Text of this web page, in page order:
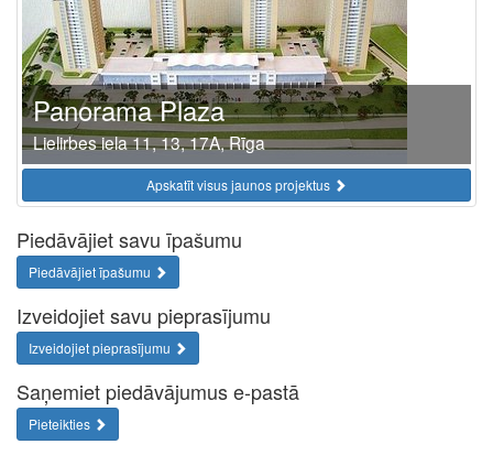
Panorama Plaza
Lielirbes iela 11, 13, 17A, Rīga
Apskatīt visus jaunos projektus
Piedāvājiet savu īpašumu
Piedāvājiet īpašumu
Izveidojiet savu pieprasījumu
Izveidojiet pieprasījumu
Saņemiet piedāvājumus e-pastā
Pieteikties